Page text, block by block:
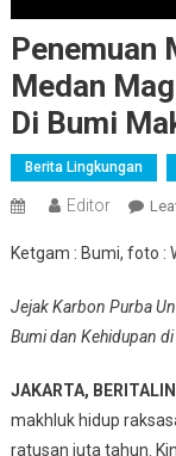
Penemuan
Medan
Di Bumi
Berita Lingkungan
Editor
Ketgam : Bumi, foto :
Jejak Karbon Purba
Bumi dan Kehidupan
JAKARTA,
makhluk hidup
ratusan juta tahun.